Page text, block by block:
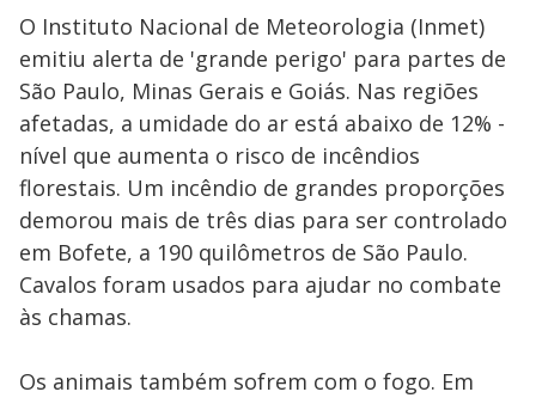
O Instituto Nacional de Meteorologia (Inmet)
emitiu alerta de 'grande perigo' para partes de
São Paulo, Minas Gerais e Goiás. Nas regiões
afetadas, a umidade do ar está abaixo de 12% -
nível que aumenta o risco de incêndios
florestais. Um incêndio de grandes proporções
demorou mais de três dias para ser controlado
em Bofete, a 190 quilômetros de São Paulo.
Cavalos foram usados para ajudar no combate
às chamas.
Os animais também sofrem com o fogo. Em